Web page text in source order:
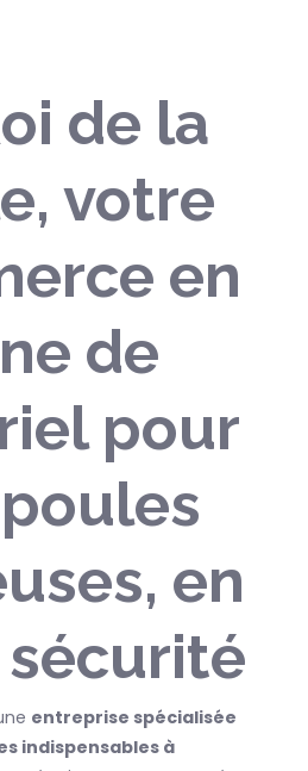
de la
votre
en
de
pour
en
entreprise spécialisée
indispensables à